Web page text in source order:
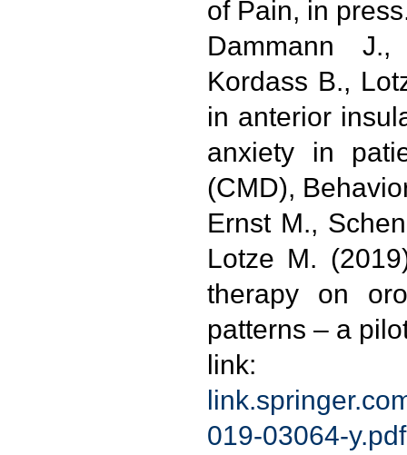
of Pain, in
Dammann
Kordass B.,
in anterior
anxiety in
(CMD),
Ernst M.,
Lotze M.
therapy on
patterns – a
link:
019-03064-y.pdf